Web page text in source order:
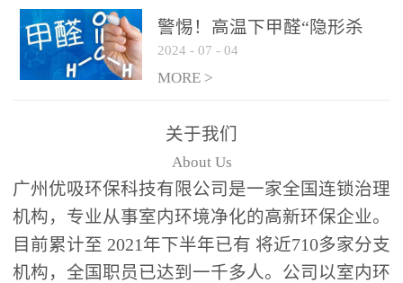
警惕！高温下甲醛“隐形杀
手”来袭，你的家安全吗？
2024 - 07 - 04
MORE >
关于我们
About Us
广州优吸环保科技有限公司是一家全国连锁治理
机构，专业从事室内环境净化的高新环保企业。
目前累计至 2021年下半年已有 将近710多家分支
机构，全国职员已达到一千多人。公司以室内环